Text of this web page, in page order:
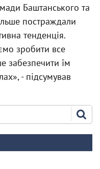
Баштанського та
постраждали
тенденція.
зробити все
забезпечити їм
- підсумував